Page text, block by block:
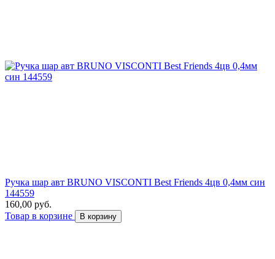
Ручка шар авт BRUNO VISCONTI Best Friends 4цв 0,4мм син
144559
160,00 руб.
Товар в корзине
В корзину